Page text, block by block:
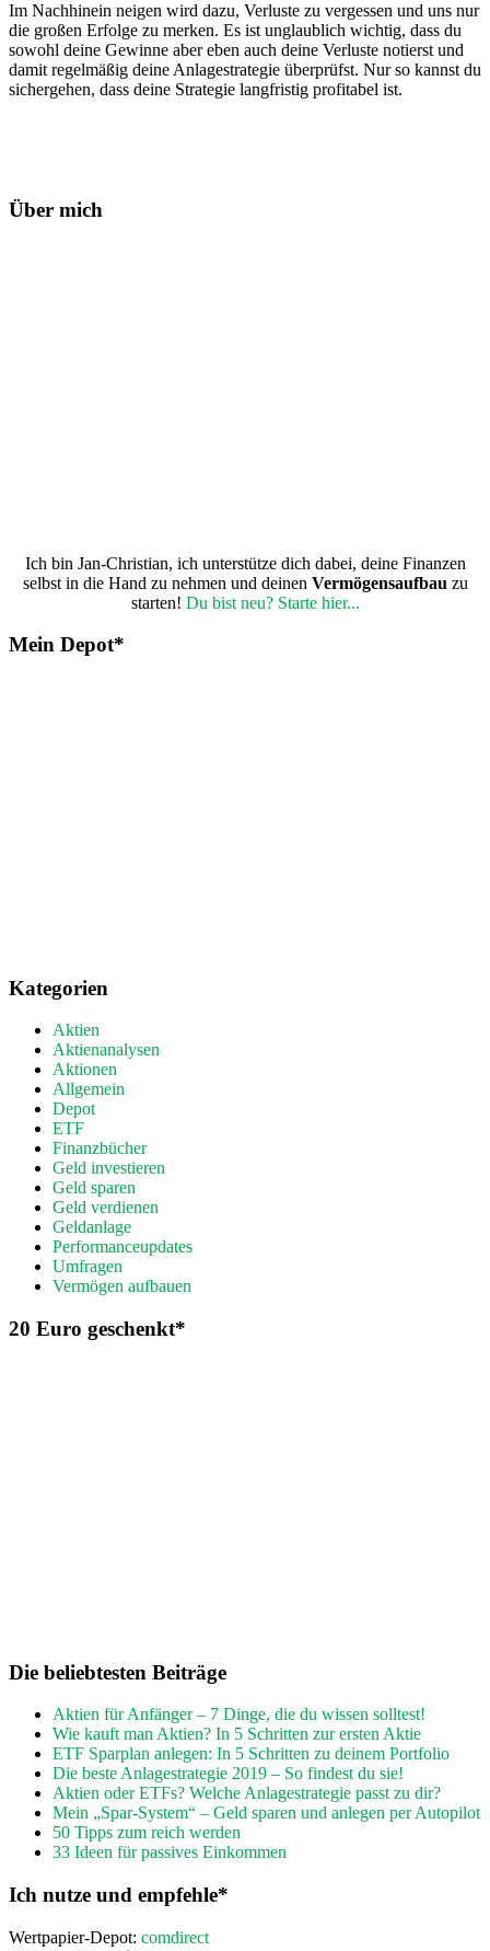
Im Nachhinein neigen wird dazu, Verluste zu vergessen und uns nur
die großen Erfolge zu merken. Es ist unglaublich wichtig, dass du
sowohl deine Gewinne aber eben auch deine Verluste notierst und
damit regelmäßig deine Anlagestrategie überprüfst. Nur so kannst du
sichergehen, dass deine Strategie langfristig profitabel ist.
Über mich
Ich bin Jan-Christian, ich unterstütze dich dabei, deine Finanzen
selbst in die Hand zu nehmen und deinen Vermögensaufbau zu
starten! Du bist neu? Starte hier...
Mein Depot*
Kategorien
Aktien
Aktienanalysen
Aktionen
Allgemein
Depot
ETF
Finanzbücher
Geld investieren
Geld sparen
Geld verdienen
Geldanlage
Performanceupdates
Umfragen
Vermögen aufbauen
20 Euro geschenkt*
Die beliebtesten Beiträge
Aktien für Anfänger – 7 Dinge, die du wissen solltest!
Wie kauft man Aktien? In 5 Schritten zur ersten Aktie
ETF Sparplan anlegen: In 5 Schritten zu deinem Portfolio
Die beste Anlagestrategie 2019 – So findest du sie!
Aktien oder ETFs? Welche Anlagestrategie passt zu dir?
Mein „Spar-System“ – Geld sparen und anlegen per Autopilot
50 Tipps zum reich werden
33 Ideen für passives Einkommen
Ich nutze und empfehle*
Wertpapier-Depot: comdirect